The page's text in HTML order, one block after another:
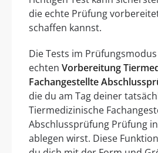
die echte Prüfung
schaffen kannst.
Die Tests im
echten Vorbereitung
Fachangestellte
die du am Tag deiner
Tiermedizinische
Abschlussprüfung Prüfung
ablegen wirst. Diese